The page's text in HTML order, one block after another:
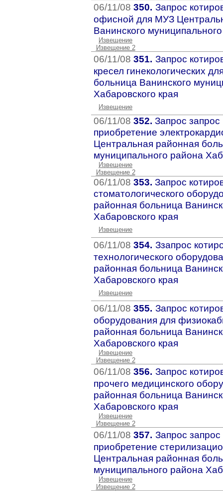
06/11/08 350. Запрос
офисной для МУЗ
Ванинского
Извещение
Извещение 2
06/11/08 351. Запрос
кресел гинекологических
больница Ванинского
Хабаровского края
Извещение
06/11/08 352. Запрос запрос
приобретение
Центральная районная
муниципального района
Извещение
Извещение 2
06/11/08 353. Запрос
стоматологического
районная больница
Хабаровского края
Извещение
06/11/08 354. Ззапрос
технологического
районная больница
Хабаровского края
Извещение
06/11/08 355. Запрос
оборудования для
районная больница
Хабаровского края
Извещение
Извещение 2
06/11/08 356. Запрос
прочего медицинского
районная больница
Хабаровского края
Извещение
Извещение 2
06/11/08 357. Запрос
приобретение
Центральная районная
муниципального района
Извещение
Извещение 2